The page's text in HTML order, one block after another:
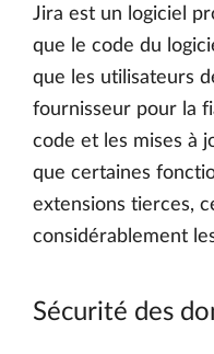
Jira est un logiciel
que le code du
que les utilisateurs
fournisseur pour la
code et les mises à
que certaines
extensions tierces,
considérablement
Sécurité des